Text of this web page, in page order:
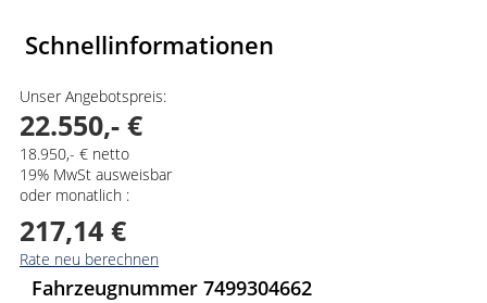
Schnellinformationen
Unser Angebotspreis:
22.550,- €
18.950,- € netto
19% MwSt ausweisbar
oder monatlich :
217,14 €
Rate neu berechnen
Fahrzeugnummer 7499304662